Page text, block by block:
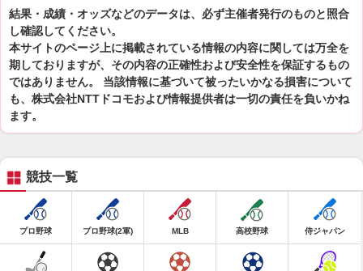
結果・成績・オッズなどのデータは、必ず主催者発行のものと照合
し確認してください。
本サイトのページ上に掲載されている情報の内容に関しては万全を
期しておりますが、その内容の正確性および安全性を保証するもの
ではありません。 当該情報に基づいて被ったいかなる損害について
も、株式会社NTTドコモおよび情報提供者は一切の責任を負いかね
ます。
競技一覧
プロ野球 プロ野球(2軍) MLB 高校野球 侍ジャパン